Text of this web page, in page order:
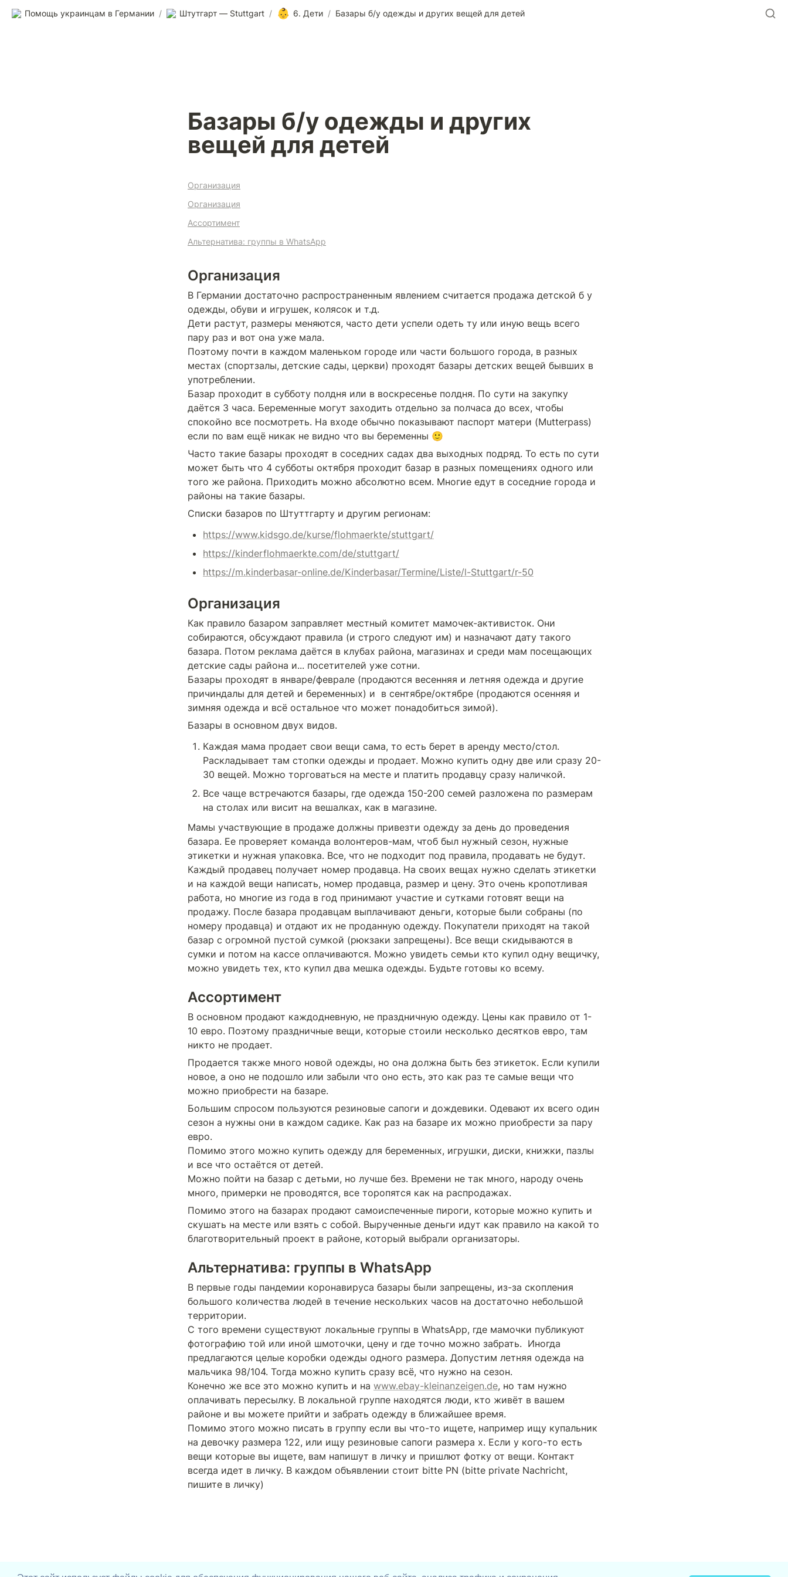
Помощь украинцам в Германии / Штутгарт — Stuttgart / 👶 6. Дети / Базары б/у одежды и других вещей для детей
Базары б/у одежды и других
вещей для детей
Организация
Организация
Ассортимент
Альтернатива: группы в WhatsApp
Организация
В Германии достаточно распространенным явлением считается продажа детской б у
одежды, обуви и игрушек, колясок и т.д.
Дети растут, размеры меняются, часто дети успели одеть ту или иную вещь всего
пару раз и вот она уже мала.
Поэтому почти в каждом маленьком городе или части большого города, в разных
местах (спортзалы, детские сады, церкви) проходят базары детских вещей бывших в
употреблении.
Базар проходит в субботу полдня или в воскресенье полдня. По сути на закупку
даётся 3 часа. Беременные могут заходить отдельно за полчаса до всех, чтобы
спокойно все посмотреть. На входе обычно показывают паспорт матери (Mutterpass)
если по вам ещё никак не видно что вы беременны 🙂
Часто такие базары проходят в соседних садах два выходных подряд. То есть по сути
может быть что 4 субботы октября проходит базар в разных помещениях одного или
того же района. Приходить можно абсолютно всем. Многие едут в соседние города и
районы на такие базары.
Списки базаров по Штуттгарту и другим регионам:
https://www.kidsgo.de/kurse/flohmaerkte/stuttgart/
https://kinderflohmaerkte.com/de/stuttgart/
https://m.kinderbasar-online.de/Kinderbasar/Termine/Liste/l-Stuttgart/r-50
Организация
Как правило базаром заправляет местный комитет мамочек-активисток. Они
собираются, обсуждают правила (и строго следуют им) и назначают дату такого
базара. Потом реклама даётся в клубах района, магазинах и среди мам посещающих
детские сады района и... посетителей уже сотни.
Базары проходят в январе/феврале (продаются весенняя и летняя одежда и другие
причиндалы для детей и беременных) и  в сентябре/октябре (продаются осенняя и
зимняя одежда и всё остальное что может понадобиться зимой).
Базары в основном двух видов.
Каждая мама продает свои вещи сама, то есть берет в аренду место/стол.
Раскладывает там стопки одежды и продает. Можно купить одну две или сразу 20-
30 вещей. Можно торговаться на месте и платить продавцу сразу наличкой.
Все чаще встречаются базары, где одежда 150-200 семей разложена по размерам
на столах или висит на вешалках, как в магазине.
Мамы участвующие в продаже должны привезти одежду за день до проведения
базара. Ее проверяет команда волонтеров-мам, чтоб был нужный сезон, нужные
этикетки и нужная упаковка. Все, что не подходит под правила, продавать не будут.
Каждый продавец получает номер продавца. На своих вещах нужно сделать этикетки
и на каждой вещи написать, номер продавца, размер и цену. Это очень кропотливая
работа, но многие из года в год принимают участие и сутками готовят вещи на
продажу. После базара продавцам выплачивают деньги, которые были собраны (по
номеру продавца) и отдают их не проданную одежду. Покупатели приходят на такой
базар с огромной пустой сумкой (рюкзаки запрещены). Все вещи скидываются в
сумки и потом на кассе оплачиваются. Можно увидеть семьи кто купил одну вещичку,
можно увидеть тех, кто купил два мешка одежды. Будьте готовы ко всему.
Ассортимент
В основном продают каждодневную, не праздничную одежду. Цены как правило от 1-
10 евро. Поэтому праздничные вещи, которые стоили несколько десятков евро, там
никто не продает.
Продается также много новой одежды, но она должна быть без этикеток. Если купили
новое, а оно не подошло или забыли что оно есть, это как раз те самые вещи что
можно приобрести на базаре.
Большим спросом пользуются резиновые сапоги и дождевики. Одевают их всего один
сезон а нужны они в каждом садике. Как раз на базаре их можно приобрести за пару
евро.
Помимо этого можно купить одежду для беременных, игрушки, диски, книжки, пазлы
и все что остаётся от детей.
Можно пойти на базар с детьми, но лучше без. Времени не так много, народу очень
много, примерки не проводятся, все торопятся как на распродажах.
Помимо этого на базарах продают самоиспеченные пироги, которые можно купить и
скушать на месте или взять с собой. Вырученные деньги идут как правило на какой то
благотворительный проект в районе, который выбрали организаторы.
Альтернатива: группы в WhatsApp
В первые годы пандемии коронавируса базары были запрещены, из-за скопления
большого количества людей в течение нескольких часов на достаточно небольшой
территории.
С того времени существуют локальные группы в WhatsApp, где мамочки публикуют
фотографию той или иной шмоточки, цену и где точно можно забрать.  Иногда
предлагаются целые коробки одежды одного размера. Допустим летняя одежда на
мальчика 98/104. Тогда можно купить сразу всё, что нужно на сезон.
Конечно же все это можно купить и на www.ebay-kleinanzeigen.de, но там нужно
оплачивать пересылку. В локальной группе находятся люди, кто живёт в вашем
районе и вы можете прийти и забрать одежду в ближайшее время.
Помимо этого можно писать в группу если вы что-то ищете, например ищу купальник
на девочку размера 122, или ищу резиновые сапоги размера х. Если у кого-то есть
вещи которые вы ищете, вам напишут в личку и пришлют фотку от вещи. Контакт
всегда идет в личку. В каждом объявлении стоит bitte PN (bitte private Nachricht,
пишите в личку)